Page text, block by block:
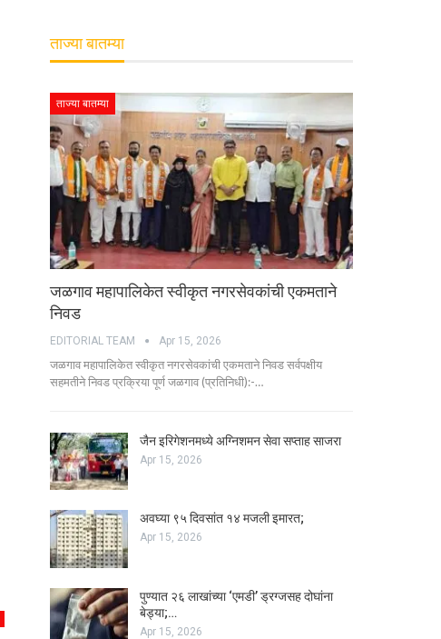
ताज्या बातम्या
ताज्या बातम्या
जळगाव महापालिकेत स्वीकृत नगरसेवकांची एकमताने
निवड
EDITORIAL TEAM Apr 15, 2026
जळगाव महापालिकेत स्वीकृत नगरसेवकांची एकमताने निवड सर्वपक्षीय
सहमतीने निवड प्रक्रिया पूर्ण जळगाव (प्रतिनिधी):-…
जैन इरिगेशनमध्ये अग्निशमन सेवा सप्ताह साजरा
Apr 15, 2026
अवघ्या ९५ दिवसांत १४ मजली इमारत;
Apr 15, 2026
पुण्यात २६ लाखांच्या ‘एमडी’ ड्रग्जसह दोघांना
बेड्या;…
Apr 15, 2026